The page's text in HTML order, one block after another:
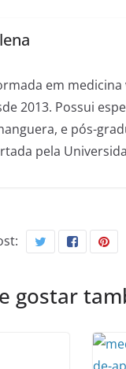
em
2013. Possui
e pós-
pela
gostar